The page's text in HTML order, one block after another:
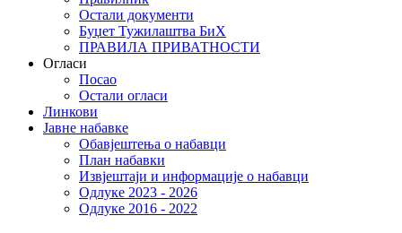
Остали документи
Буџет Тужилаштва БиХ
ПРАВИЛА ПРИВАТНОСТИ
Огласи
Посао
Остали огласи
Линкови
Јавне набавке
Обавјештења о набавци
План набавки
Извјештаји и информације о набавци
Одлуке 2023 - 2026
Одлуке 2016 - 2022